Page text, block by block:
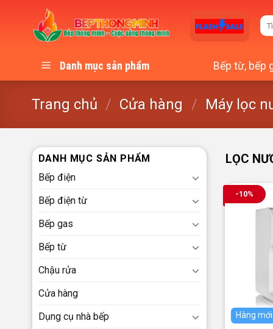
Tìm
Danh mục sản phẩm Bếp từ, bếp
Trang chủ / Cửa hàng / Máy lọc
DANH MỤC SẢN PHẨM
Bếp điện
Bếp điện từ
Bếp gas
Bếp từ
Chậu rửa
Cửa hàng
Dụng cụ nhà bếp
LỌC
-10%
Hàng mới